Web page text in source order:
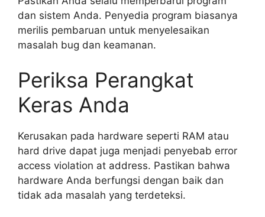
dan sistem Anda. Penyedia program biasanya
merilis pembaruan untuk menyelesaikan
masalah bug dan keamanan.
Periksa Perangkat
Keras Anda
Kerusakan pada hardware seperti RAM atau
hard drive dapat juga menjadi penyebab error
access violation at address. Pastikan bahwa
hardware Anda berfungsi dengan baik dan
tidak ada masalah yang terdeteksi.